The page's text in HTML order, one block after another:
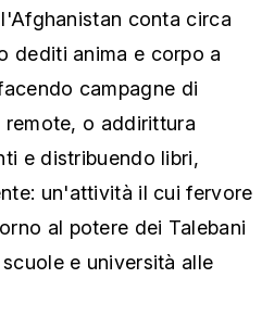
conta circa
dediti anima e corpo a
campagne di
remote, o addirittura
e distribuendo libri,
un'attività il cui fervore
al potere dei Talebani
e università alle